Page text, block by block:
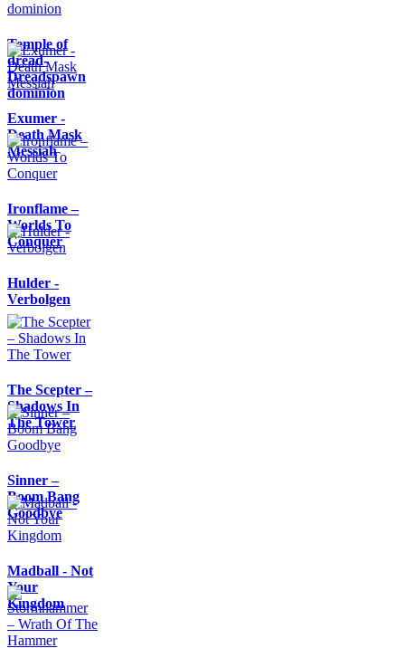
Temple of
dread-
Dreadspawn
dominion
Exumer -
Death Mask
Messiah
Ironflame –
Worlds To
Conquer
Hulder -
Verbolgen
The Scepter –
Shadows In
The Tower
Sinner –
Boom Bang
Goodbye
Madball - Not
Your
Kingdom